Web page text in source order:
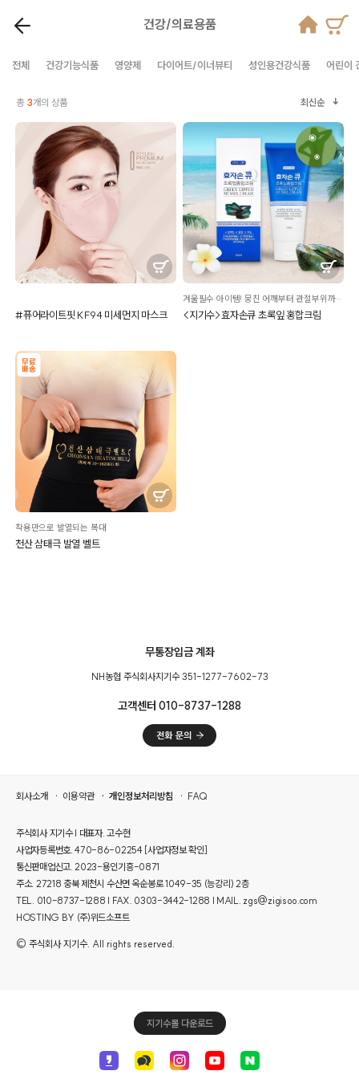
건강/의료용품
전체 건강기능식품 영양제 다이어트/이너뷰티 성인용건강식품 어린이
총 3개의 상품 최신순
#퓨어라이트핏 KF94 미세먼지 마스크
겨울필수 아이템! 뭉친 어깨부터 관절부위까지 마사지 전용크림
<지기수>효자손큐 초록잎 홍합크림
착용만으로 발열되는 복대
천산 삼태극 발열 벨트
무통장입금 계좌
NH농협 주식회사지기수 351-1277-7602-73
고객센터 010-8737-1288
회사소개 이용약관 개인정보처리방침 FAQ
주식회사 지기수 | 대표자. 고수현
사업자등록번호. 470-86-02254 [사업자정보 확인]
통신판매업신고. 2023-용인기흥-0871
주소. 27218 충북 제천시 수산면 옥순봉로 1049-35 (능강리) 2층
TEL. 010-8737-1288 | FAX. 0303-3442-1288 | MAIL. zgs@zigisoo.com
HOSTING BY (주)위드소프트
© 주식회사 지기수. All rights reserved.
지기수몰 다운로드